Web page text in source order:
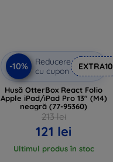
-10%
Reducere
cu cupon
EXTRA10
Husă OtterBox React Folio
Apple iPad/iPad Pro 13" (M4)
neagră (77-95360)
213 lei
121 lei
Ultimul produs în stoc